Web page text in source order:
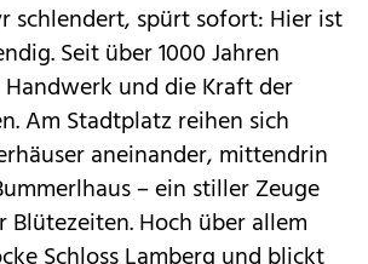
schlendert, spürt sofort: Hier ist
Seit über 1000 Jahren
und die Kraft der
Am Stadtplatz reihen sich
aneinander, mittendrin
– ein stiller Zeuge
Hoch über allem